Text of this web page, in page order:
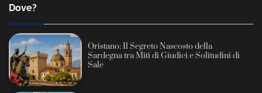
Dove?
Oristano: Il Segreto Nascosto della
Sardegna tra Miti di Giudici e Solitudini di
Sale